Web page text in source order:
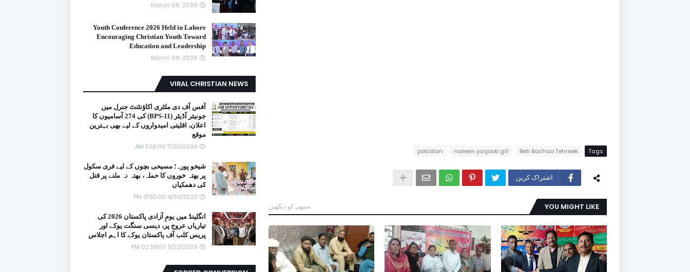
Tags
Beti Bachao Tehreek
naeem yaqoob gill
pakistan
اشتراک کریں
YOU MIGHT LIKE سبھی کو دیکھیں
March 09, 2026
Youth Conference 2026 Held in Lahore
Encouraging Christian Youth Toward
Education and Leadership
March 09, 2026
VIRAL CHRISTIAN NEWS
آفس آف دی ملٹری اکاؤنٹنٹ جنرل میں
جونیئر آڈیٹر (BPS-11) کی 274 آسامیوں کا
اعلان، اقلیتی امیدواروں کے لیے بھی بہترین
موقع
7/30/2026 11:59:00 AM
شیخو پورہ؛ مسیحی بچوں کے لیے فری سکول
پر بھتہ خوروں کا حملہ، بھتہ نہ ملنے پر قتل
کی دھمکیاں
4/30/2022 01:52:00 PM
انگلینڈ میں یومِ آزادی پاکستان 2026 کی
تیاریاں عروج پر، دیسی سنگت یوکے اور
پریس کلب آف پاکستان یوکے کا اہم اجلاس
5/22/2026 02:38:00 PM